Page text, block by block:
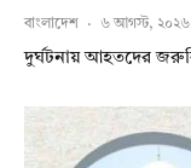
বাংলাদেশ · ৬ আগস্ট, ২০২৬
দুর্ঘটনায় আহতদের জরুরি